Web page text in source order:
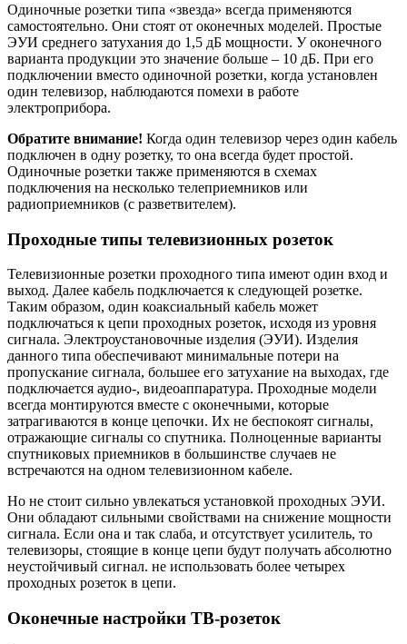
Одиночные розетки типа «звезда» всегда применяются
самостоятельно. Они стоят от оконечных моделей. Простые
ЭУИ среднего затухания до 1,5 дБ мощности. У оконечного
варианта продукции это значение больше – 10 дБ. При его
подключении вместо одиночной розетки, когда установлен
один телевизор, наблюдаются помехи в работе
электроприбора.
Обратите внимание! Когда один телевизор через один кабель
подключен в одну розетку, то она всегда будет простой.
Одиночные розетки также применяются в схемах
подключения на несколько телеприемников или
радиоприемников (с разветвителем).
Проходные типы телевизионных розеток
Телевизионные розетки проходного типа имеют один вход и
выход. Далее кабель подключается к следующей розетке.
Таким образом, один коаксиальный кабель может
подключаться к цепи проходных розеток, исходя из уровня
сигнала. Электроустановочные изделия (ЭУИ). Изделия
данного типа обеспечивают минимальные потери на
пропускание сигнала, большее его затухание на выходах, где
подключается аудио-, видеоаппаратура. Проходные модели
всегда монтируются вместе с оконечными, которые
затрагиваются в конце цепочки. Их не беспокоят сигналы,
отражающие сигналы со спутника. Полноценные варианты
спутниковых приемников в большинстве случаев не
встречаются на одном телевизионном кабеле.
Но не стоит сильно увлекаться установкой проходных ЭУИ.
Они обладают сильными свойствами на снижение мощности
сигнала. Если она и так слаба, и отсутствует усилитель, то
телевизоры, стоящие в конце цепи будут получать абсолютно
неустойчивый сигнал. не использовать более четырех
проходных розеток в цепи.
Оконечные настройки ТВ-розеток